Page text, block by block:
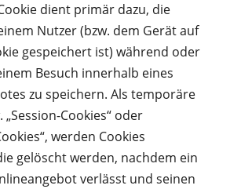
dient primär dazu, die
Nutzer (bzw. dem Gerät auf
gespeichert ist) während oder
Besuch innerhalb eines
zu speichern. Als temporäre
„Session-Cookies“ oder
werden Cookies
gelöscht werden, nachdem ein
verlässt und seinen